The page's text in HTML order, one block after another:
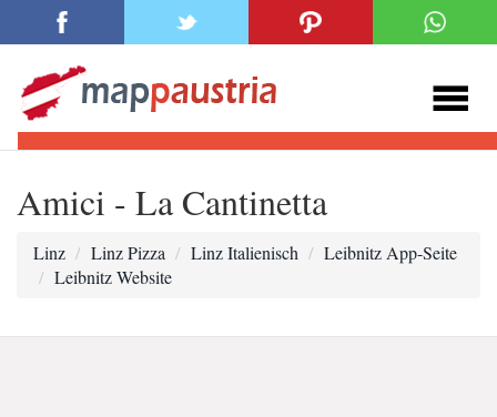
Amici - La Cantinetta
Linz Linz Pizza Linz Italienisch
Leibnitz App-Seite
Leibnitz Website